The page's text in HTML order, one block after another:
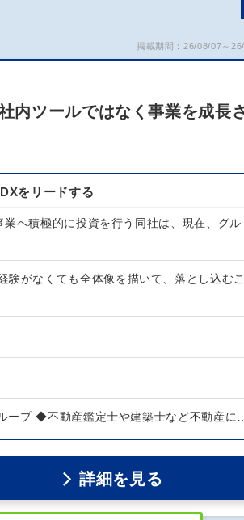
掲載期間：26/08/07～
内ツールではなく事業を成長
をリードする
へ積極的に投資を行う同社は、現在、グル
がなくても全体像を描いて、落とし込むこ
ープ ◆不動産鑑定士や建築士など不動産に…
詳細を見る